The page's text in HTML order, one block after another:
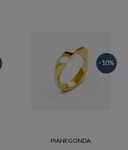
-10%
PIANEGONDA